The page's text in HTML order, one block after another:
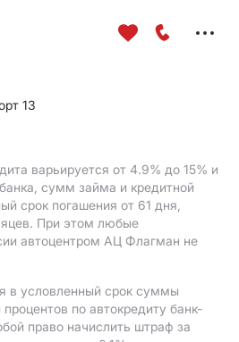
13
варьируется от 4.9% до 15% и
сумм займа и кредитной
срок погашения от 61 дня,
При этом любые
автоцентром АЦ Флагман не
в условленный срок суммы
по автокредиту банк-
право начислить штраф за